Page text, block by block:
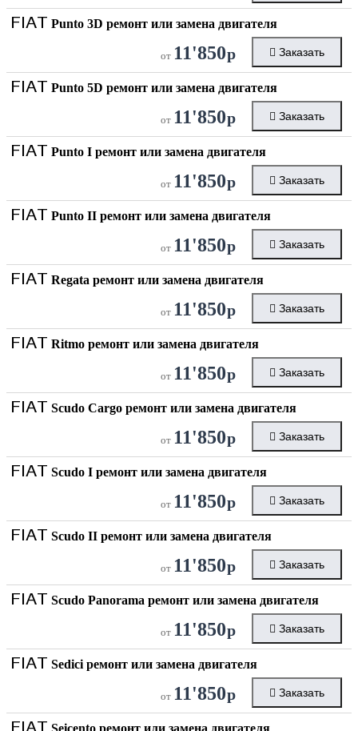
FIAT Punto 3D ремонт или замена двигателя
от 11'850р Заказать
FIAT Punto 5D ремонт или замена двигателя
от 11'850р Заказать
FIAT Punto I ремонт или замена двигателя
от 11'850р Заказать
FIAT Punto II ремонт или замена двигателя
от 11'850р Заказать
FIAT Regata ремонт или замена двигателя
от 11'850р Заказать
FIAT Ritmo ремонт или замена двигателя
от 11'850р Заказать
FIAT Scudo Cargo ремонт или замена двигателя
от 11'850р Заказать
FIAT Scudo I ремонт или замена двигателя
от 11'850р Заказать
FIAT Scudo II ремонт или замена двигателя
от 11'850р Заказать
FIAT Scudo Panorama ремонт или замена двигателя
от 11'850р Заказать
FIAT Sedici ремонт или замена двигателя
от 11'850р Заказать
FIAT